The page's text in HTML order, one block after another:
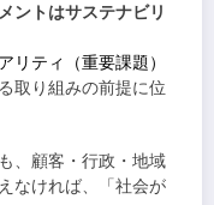
ントはサステナビリ
リティ（重要課題）
取り組みの前提に位
、顧客・行政・地域
なければ、「社会が